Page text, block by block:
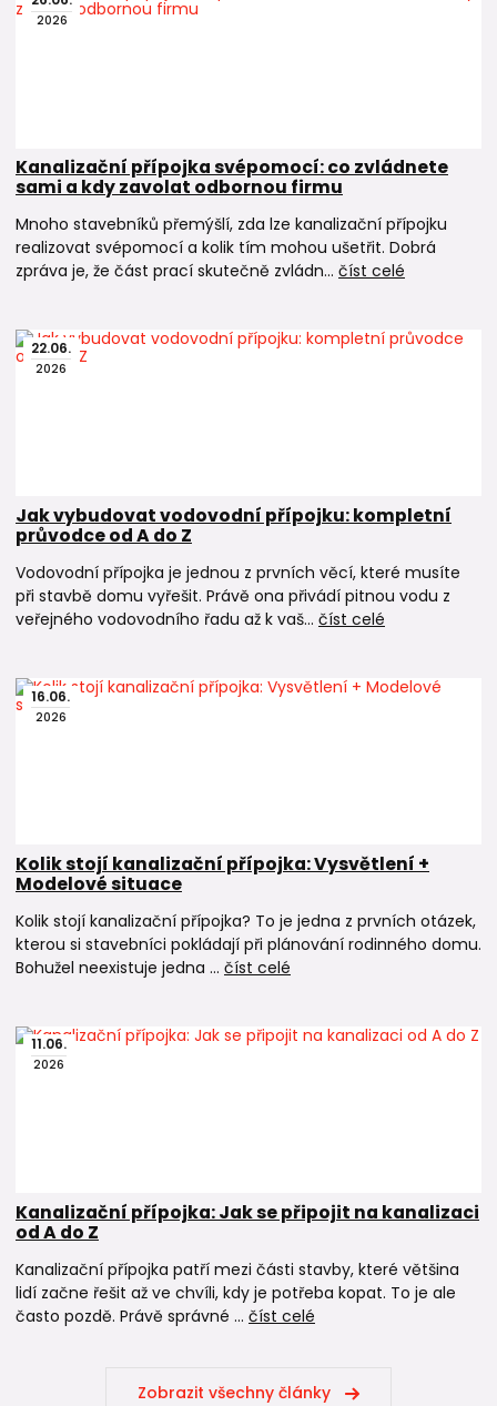
2026
Kanalizační přípojka svépomocí: co zvládnete
sami a kdy zavolat odbornou firmu
Mnoho stavebníků přemýšlí, zda lze kanalizační přípojku
realizovat svépomocí a kolik tím mohou ušetřit. Dobrá
zpráva je, že část prací skutečně zvládn... číst celé
22.06.
2026
Jak vybudovat vodovodní přípojku: kompletní
průvodce od A do Z
Vodovodní přípojka je jednou z prvních věcí, které musíte
při stavbě domu vyřešit. Právě ona přivádí pitnou vodu z
veřejného vodovodního řadu až k vaš... číst celé
16.06.
2026
Kolik stojí kanalizační přípojka: Vysvětlení +
Modelové situace
Kolik stojí kanalizační přípojka? To je jedna z prvních otázek,
kterou si stavebníci pokládají při plánování rodinného domu.
Bohužel neexistuje jedna ... číst celé
11.06.
2026
Kanalizační přípojka: Jak se připojit na kanalizaci
od A do Z
Kanalizační přípojka patří mezi části stavby, které většina
lidí začne řešit až ve chvíli, kdy je potřeba kopat. To je ale
často pozdě. Právě správné ... číst celé
Zobrazit všechny články